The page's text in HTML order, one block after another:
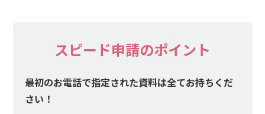
スピード申請のポイント
最初のお電話で指定された資料は全てお持ちくだ
さい！